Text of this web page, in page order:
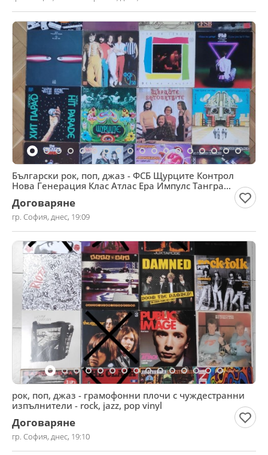
Български рок, поп, джаз - ФСБ Щурците Контрол
Нова Генерация Клас Атлас Ера Импулс Тангра
Договаряне
гр. София, днес, 19:09
рок, поп, джаз - грамофонни плочи с чуждестранни
изпълнители - rock, jazz, pop vinyl
Договаряне
гр. София, днес, 19:10